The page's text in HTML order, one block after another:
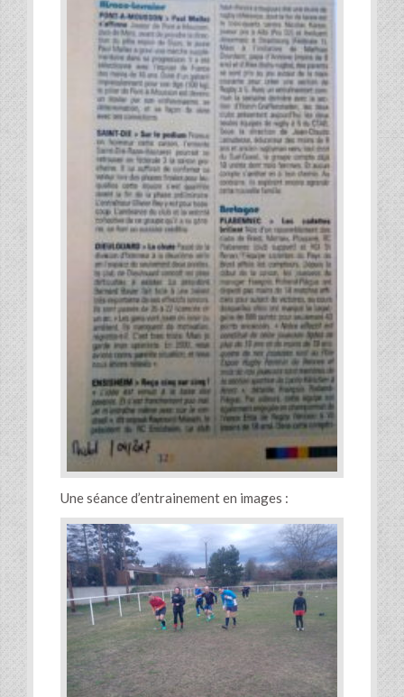
Une séance d’entrainement en images :